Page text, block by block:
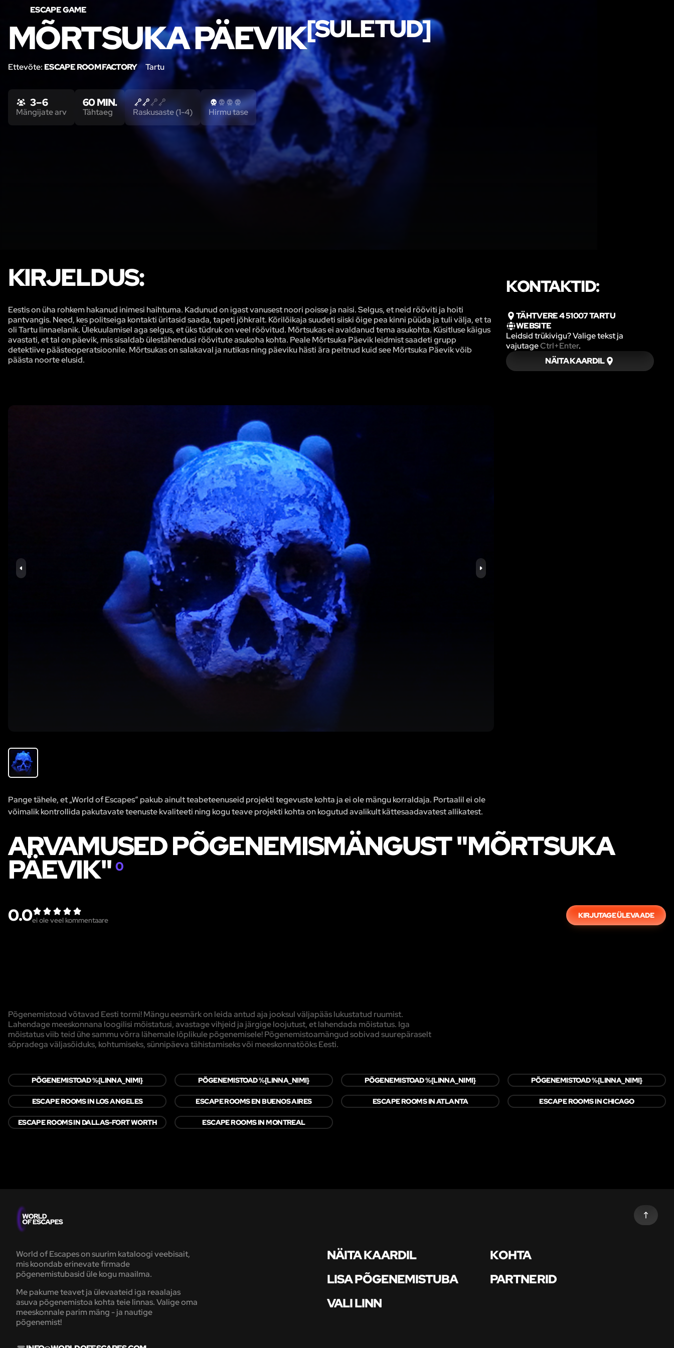
ESCAPE GAME
MÕRTSUKA PÄEVIK[SULETUD]
Ettevõte: ESCAPE ROOM FACTORY Tartu
3 – 6
Mängijate arv
60 MIN.
Tähtaeg Raskusaste (1-4) Hirmu tase
KIRJELDUS:
Eestis on üha rohkem hakanud inimesi haihtuma. Kadunud on igast vanusest noori poisse ja naisi. Selgus, et neid rööviti ja hoiti
pantvangis. Need, kes politseiga kontakti üritasid saada, tapeti jõhkralt. Kõrilõikaja suudeti siiski õige pea kinni püüda ja tuli välja, et ta
oli Tartu linnaelanik. Ülekuulamisel aga selgus, et üks tüdruk on veel röövitud. Mõrtsukas ei avaldanud tema asukohta. Küsitluse käigus
avastati, et tal on päevik, mis sisaldab ülestähendusi röövitute asukoha kohta. Peale Mõrtsuka Päevik leidmist saadeti grupp
detektiive päästeoperatsioonile. Mõrtsukas on salakaval ja nutikas ning päeviku hästi ära peitnud kuid see Mõrtsuka Päevik võib
päästa noorte elusid.
Pange tähele, et „World of Escapes“ pakub ainult teabeteenuseid projekti tegevuste kohta ja ei ole mängu korraldaja. Portaalil ei ole
võimalik kontrollida pakutavate teenuste kvaliteeti ning kogu teave projekti kohta on kogutud avalikult kättesaadavatest allikatest.
KONTAKTID:
TÄHTVERE 4 51007 TARTU
WEBSITE
Leidsid trükivigu? Valige tekst ja
vajutageCtrl+Enter.
NÄITA KAARDIL
ARVAMUSED PÕGENEMISMÄNGUST "MÕRTSUKA
PÄEVIK"0
0.0ei ole veel kommentaare
KIRJUTAGE ÜLEVAADE
Põgenemistoad võtavad Eesti tormi! Mängu eesmärk on leida antud aja jooksul väljapääs lukustatud ruumist.
Lahendage meeskonnana loogilisi mõistatusi, avastage vihjeid ja järgige loojutust, et lahendada mõistatus. Iga
mõistatus viib teid ühe sammu võrra lähemale lõplikule põgenemisele! Põgenemistoamängud sobivad suurepäraselt
sõpradega väljasõiduks, kohtumiseks, sünnipäeva tähistamiseks või meeskonnatööks Eesti.
PÕGENEMISTOAD %{LINNA_NIMI} PÕGENEMISTOAD %{LINNA_NIMI} PÕGENEMISTOAD %{LINNA_NIMI} PÕGENEMISTOAD %{LINNA_NIMI}
ESCAPE ROOMS IN LOS ANGELES ESCAPE ROOMS EN BUENOS AIRES ESCAPE ROOMS IN ATLANTA ESCAPE ROOMS IN CHICAGO
ESCAPE ROOMS IN DALLAS-FORT WORTH ESCAPE ROOMS IN MONTREAL
World of Escapes on suurim kataloogi veebisait,
mis koondab erinevate firmade
põgenemistubasid üle kogu maailma.
Me pakume teavet ja ülevaateid iga reaalajas
asuva põgenemistoa kohta teie linnas. Valige oma
meeskonnale parim mäng - ja nautige
põgenemist!
NÄITA KAARDIL
KOHTA
LISA PÕGENEMISTUBA
PARTNERID
VALI LINN